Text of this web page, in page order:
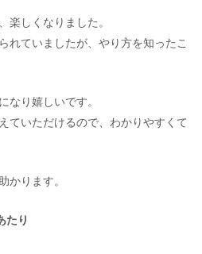
楽しくなりました。
れていましたが、やり方を知ったこ
なり嬉しいです。
ていただけるので、わかりやすくて
かります。
たり